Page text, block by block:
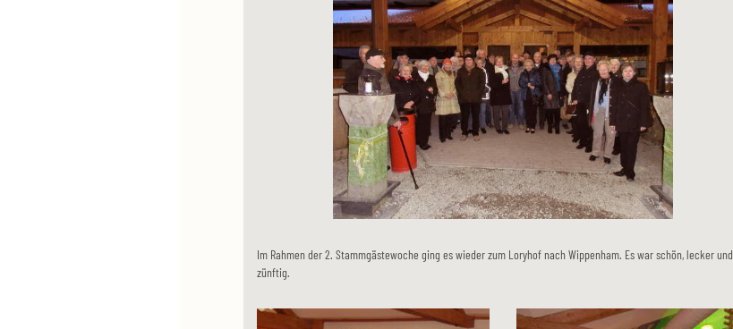
Im Rahmen der 2. Stammgästewoche ging es wieder zum Loryhof nach Wippenham. Es war schön, lecker und
zünftig.